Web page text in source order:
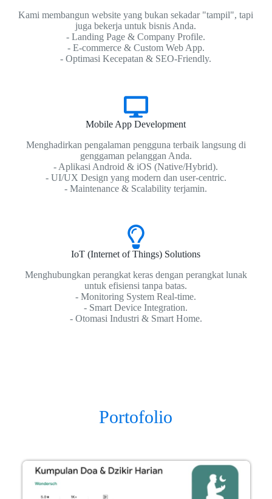
Kami membangun website yang bukan sekadar "tampil", tapi
juga bekerja untuk bisnis Anda.
- Landing Page & Company Profile.
- E-commerce & Custom Web App.
- Optimasi Kecepatan & SEO-Friendly.
Mobile App Development
Menghadirkan pengalaman pengguna terbaik langsung di
genggaman pelanggan Anda.
- Aplikasi Android & iOS (Native/Hybrid).
- UI/UX Design yang modern dan user-centric.
- Maintenance & Scalability terjamin.
IoT (Internet of Things) Solutions
Menghubungkan perangkat keras dengan perangkat lunak
untuk efisiensi tanpa batas.
- Monitoring System Real-time.
- Smart Device Integration.
- Otomasi Industri & Smart Home.
Portofolio